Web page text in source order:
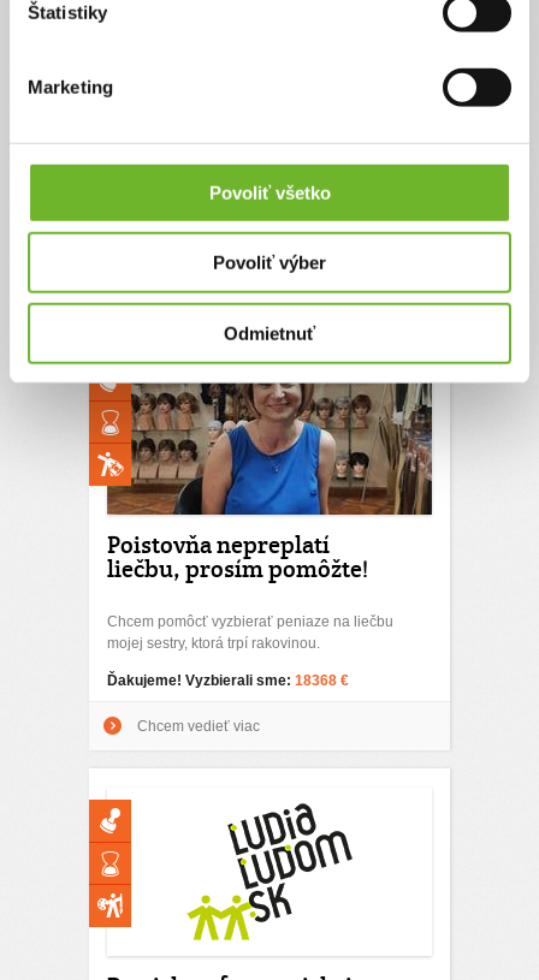
Štatistiky
Marketing
Povoliť všetko
Povoliť výber
Odmietnuť
duševnou poruchou
obdobie na prevádzku nášho Rehabilitačného
bývania. Pritom počet ľudí s duševnou poruchou
narastá. Potrebujeme tu byť pre nich.
Ďakujeme! Vyzbierali sme:1118 €
Poistovňa nepreplatí
liečbu, prosím pomôžte!
Chcem pomôcť vyzbierať peniaze na liečbu
mojej sestry, ktorá trpí rakovinou.
Ďakujeme! Vyzbierali sme: 18368 €
Chcem vedieť viac